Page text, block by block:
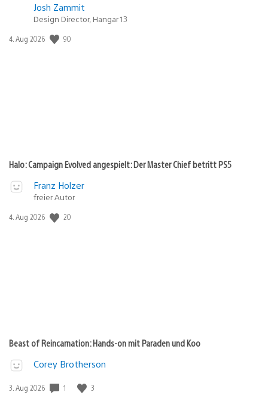
Josh Zammit
Design Director, Hangar 13
Veröffentlichungsdatum:
4. Aug 2026 90
Halo: Campaign Evolved angespielt: Der Master Chief betritt PS5
Franz Holzer
freier Autor
Veröffentlichungsdatum:
4. Aug 2026 20
Beast of Reincarnation: Hands-on mit Paraden und Koo
Corey Brotherson
Veröffentlichungsdatum:
3. Aug 2026 1 3